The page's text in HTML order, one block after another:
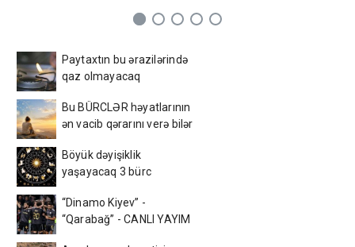
Paytaxtın bu ərazilərində
qaz olmayacaq
Bu BÜRCLƏR həyatlarının
ən vacib qərarını verə bilər
Böyük dəyişiklik
yaşayacaq 3 bürc
“Dinamo Kiyev” -
“Qarabağ” - CANLI YAYIM